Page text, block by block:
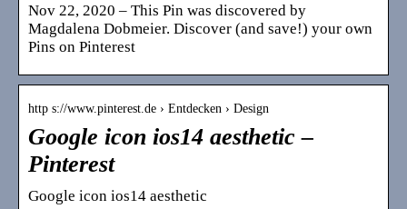
Nov 22, 2020 – This Pin was discovered by
Magdalena Dobmeier. Discover (and save!) your own
Pins on Pinterest
http s://www.pinterest.de › Entdecken › Design
Google icon ios14 aesthetic –
Pinterest
Google icon ios14 aesthetic